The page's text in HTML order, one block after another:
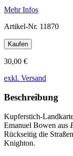
Mehr Infos
Artikel-Nr. 11870
Kaufen
30,00 €
exkl. Versand
Beschreibung
Kupferstich-
Emanuel Bowen aus
Rückseitig die
Knighton.